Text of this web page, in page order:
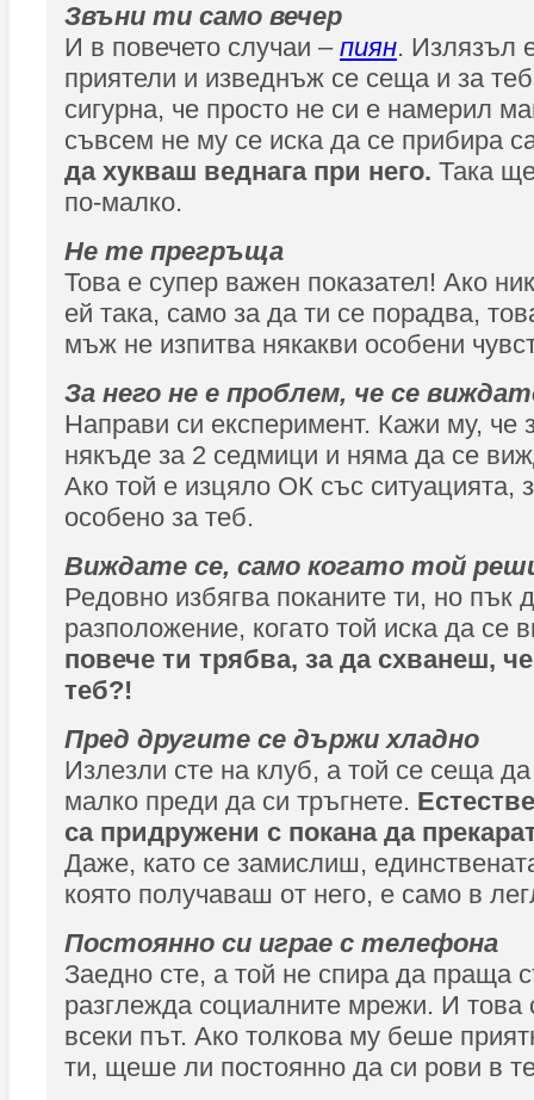
Звъни ти само вечер
И в повечето случаи – пиян. Излязъл
приятели и изведнъж се сеща и за
сигурна, че просто не си е намерил
съвсем не му се иска да се прибира
да хукваш веднага при него. Така
по-малко.
Не те прегръща
Това е супер важен показател! Ако
ей така, само за да ти се порадва,
мъж не изпитва някакви особени
За него не е проблем, че се
Направи си експеримент. Кажи му, че
някъде за 2 седмици и няма да се
Ако той е изцяло ОК със ситуацията,
особено за теб.
Виждате се, само когато той
Редовно избягва поканите ти, но пък
разположение, когато той иска да се
повече ти трябва, за да схванеш,
теб?!
Пред другите се държи хладно
Излезли сте на клуб, а той се сеща
малко преди да си тръгнете.
са придружени с покана да
Даже, като се замислиш,
която получаваш от него, е само в
Постоянно си играе с телефона
Заедно сте, а той не спира да праща
разглежда социалните мрежи. И това
всеки път. Ако толкова му беше
ти, щеше ли постоянно да си рови в